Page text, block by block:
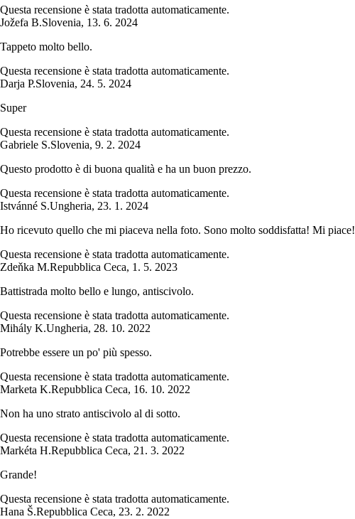
Questa recensione è stata tradotta automaticamente.
Jožefa B.Slovenia, 13. 6. 2024
Tappeto molto bello.
Questa recensione è stata tradotta automaticamente.
Darja P.Slovenia, 24. 5. 2024
Super
Questa recensione è stata tradotta automaticamente.
Gabriele S.Slovenia, 9. 2. 2024
Questo prodotto è di buona qualità e ha un buon prezzo.
Questa recensione è stata tradotta automaticamente.
Istvánné S.Ungheria, 23. 1. 2024
Ho ricevuto quello che mi piaceva nella foto. Sono molto soddisfatta! Mi piace!
Questa recensione è stata tradotta automaticamente.
Zdeňka M.Repubblica Ceca, 1. 5. 2023
Battistrada molto bello e lungo, antiscivolo.
Questa recensione è stata tradotta automaticamente.
Mihály K.Ungheria, 28. 10. 2022
Potrebbe essere un po' più spesso.
Questa recensione è stata tradotta automaticamente.
Marketa K.Repubblica Ceca, 16. 10. 2022
Non ha uno strato antiscivolo al di sotto.
Questa recensione è stata tradotta automaticamente.
Markéta H.Repubblica Ceca, 21. 3. 2022
Grande!
Questa recensione è stata tradotta automaticamente.
Hana Š.Repubblica Ceca, 23. 2. 2022